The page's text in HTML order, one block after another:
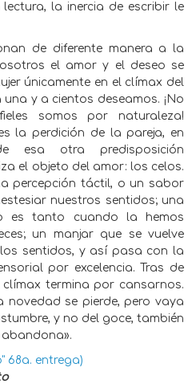
la inercia de escribir le
de diferente manera a la
el amor y el deseo se
únicamente en el clímax del
y a cientos deseamos. ¡No
somos por naturaleza!
la perdición de la pareja, en
esa otra predisposición
el objeto del amor: los celos.
percepción táctil, o un sabor
nuestros sentidos; una
es tanto cuando la hemos
un manjar que se vuelve
sentidos, y así pasa con la
por excelencia. Tras de
termina por cansarnos.
novedad se pierde, pero vaya
y no del goce, también
68a. entrega)